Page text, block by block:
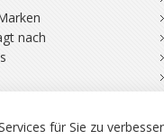
nach
für Sie zu